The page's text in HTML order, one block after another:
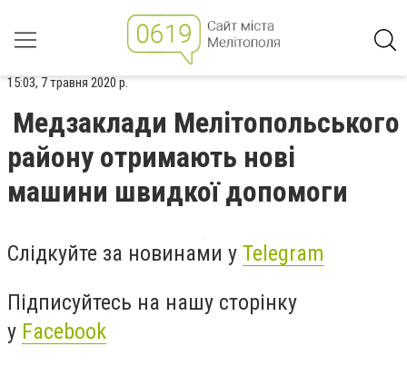
15:03, 7 травня 2020 р.
Медзаклади Мелітопольського
району отримають нові
машини швидкої допомоги
Слідкуйте за новинами у Telegram
Підписуйтесь на нашу сторінку
у Facebook